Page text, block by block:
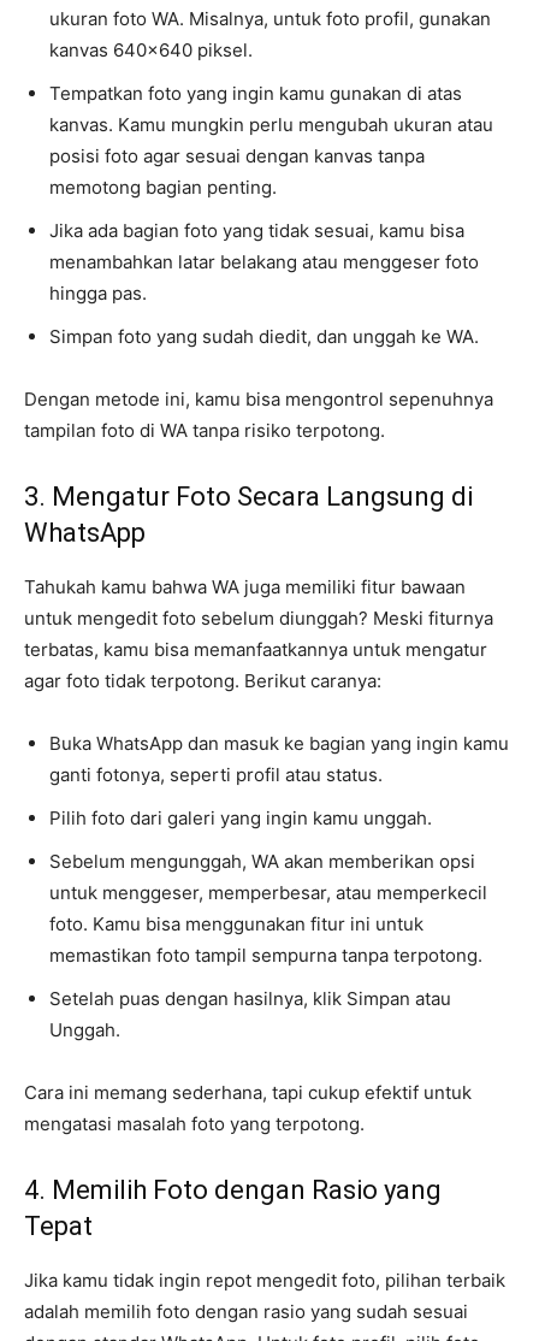
ukuran foto WA. Misalnya, untuk foto profil, gunakan
kanvas 640×640 piksel.
Tempatkan foto yang ingin kamu gunakan di atas
kanvas. Kamu mungkin perlu mengubah ukuran atau
posisi foto agar sesuai dengan kanvas tanpa
memotong bagian penting.
Jika ada bagian foto yang tidak sesuai, kamu bisa
menambahkan latar belakang atau menggeser foto
hingga pas.
Simpan foto yang sudah diedit, dan unggah ke WA.
Dengan metode ini, kamu bisa mengontrol sepenuhnya
tampilan foto di WA tanpa risiko terpotong.
3. Mengatur Foto Secara Langsung di
WhatsApp
Tahukah kamu bahwa WA juga memiliki fitur bawaan
untuk mengedit foto sebelum diunggah? Meski fiturnya
terbatas, kamu bisa memanfaatkannya untuk mengatur
agar foto tidak terpotong. Berikut caranya:
Buka WhatsApp dan masuk ke bagian yang ingin kamu
ganti fotonya, seperti profil atau status.
Pilih foto dari galeri yang ingin kamu unggah.
Sebelum mengunggah, WA akan memberikan opsi
untuk menggeser, memperbesar, atau memperkecil
foto. Kamu bisa menggunakan fitur ini untuk
memastikan foto tampil sempurna tanpa terpotong.
Setelah puas dengan hasilnya, klik Simpan atau
Unggah.
Cara ini memang sederhana, tapi cukup efektif untuk
mengatasi masalah foto yang terpotong.
4. Memilih Foto dengan Rasio yang
Tepat
Jika kamu tidak ingin repot mengedit foto, pilihan terbaik
adalah memilih foto dengan rasio yang sudah sesuai